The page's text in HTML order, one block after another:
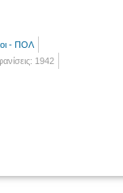
- ΠΟΛ
1942